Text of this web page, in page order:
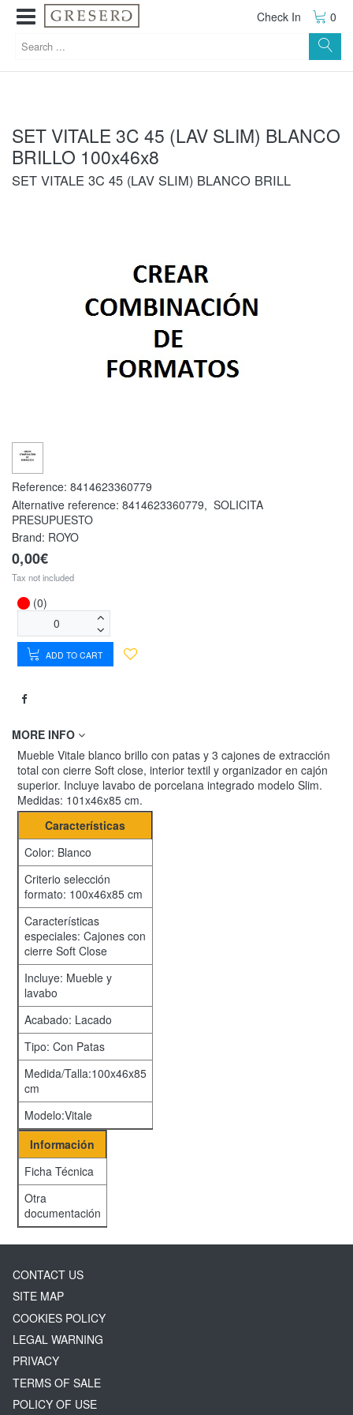
Check In 0
SET VITALE 3C 45 (LAV SLIM) BLANCO
BRILLO 100x46x8
SET VITALE 3C 45 (LAV SLIM) BLANCO BRILL
Reference: 8414623360779
Alternative reference: 8414623360779, SOLICITA
PRESUPUESTO
Brand: ROYO
0,00€
Tax not included
(0)
ADD TO CART
MORE INFO
Mueble Vitale blanco brillo con patas y 3 cajones de extracción
total con cierre Soft close, interior textil y organizador en cajón
superior. Incluye lavabo de porcelana integrado modelo Slim.
Medidas: 101x46x85 cm.
Características
Color: Blanco
Criterio selección
formato: 100x46x85 cm
Características
especiales: Cajones con
cierre Soft Close
Incluye: Mueble y
lavabo
Acabado: Lacado
Tipo: Con Patas
Medida/Talla:100x46x85
cm
Modelo:Vitale
Información
Ficha Técnica
Otra
documentación
CONTACT US
SITE MAP
COOKIES POLICY
LEGAL WARNING
PRIVACY
TERMS OF SALE
POLICY OF USE